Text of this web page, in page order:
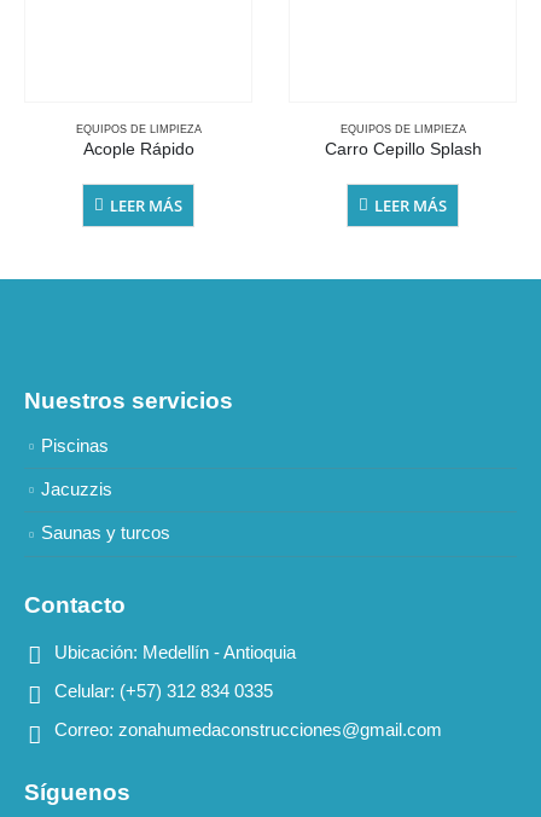
EQUIPOS DE LIMPIEZA
Acople Rápido
LEER MÁS
EQUIPOS DE LIMPIEZA
Carro Cepillo Splash
LEER MÁS
Nuestros servicios
Piscinas
Jacuzzis
Saunas y turcos
Contacto
Ubicación: Medellín - Antioquia
Celular: (+57) 312 834 0335
Correo: zonahumedaconstrucciones@gmail.com
Síguenos